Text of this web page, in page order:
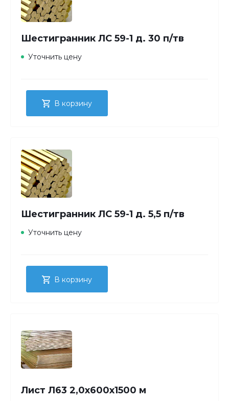
Шестигранник ЛС 59-1 д. 30 п/тв
Уточнить цену
В корзину
Шестигранник ЛС 59-1 д. 5,5 п/тв
Уточнить цену
В корзину
Лист Л63 2,0х600х1500 м